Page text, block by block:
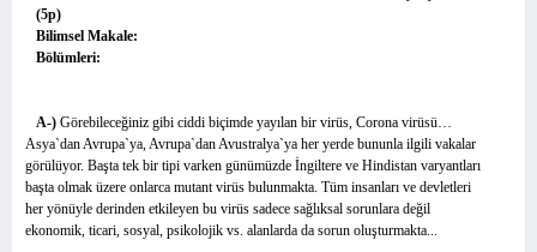
(5p)
Bilimsel Makale:
Bölümleri:
A-) Görebileceğiniz gibi ciddi biçimde yayılan bir virüs, Corona virüsü…
Asya`dan Avrupa`ya, Avrupa`dan Avustralya`ya her yerde bununla ilgili vakalar
görülüyor. Başta tek bir tipi varken günümüzde İngiltere ve Hindistan varyantları
başta olmak üzere onlarca mutant virüs bulunmakta. Tüm insanları ve devletleri
her yönüyle derinden etkileyen bu virüs sadece sağlıksal sorunlara değil
ekonomik, ticari, sosyal, psikolojik vs. alanlarda da sorun oluşturmakta...